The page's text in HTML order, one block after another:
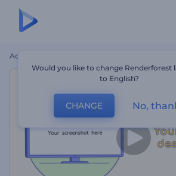
Accueil
Would you like to change Renderforest
to English?
CHANGE No,